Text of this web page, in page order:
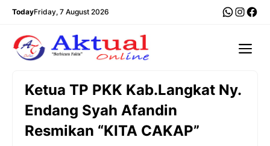
Langsung
TodayFriday, 7 August 2026
Ketua TP PKK Kab.Langkat Ny.
Endang Syah Afandin
Resmikan “KITA CAKAP”